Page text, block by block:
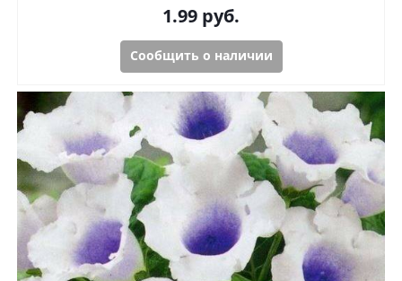
1.99 руб.
Сообщить о наличии